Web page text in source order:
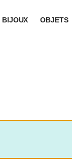
BIJOUX OBJETS